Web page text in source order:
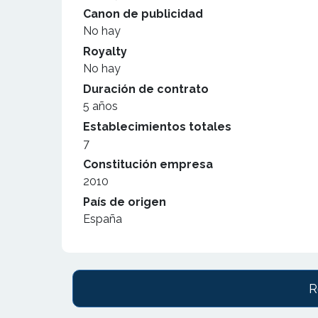
Canon de publicidad
No hay
Royalty
No hay
Duración de contrato
5 años
Establecimientos totales
7
Constitución empresa
2010
País de origen
España